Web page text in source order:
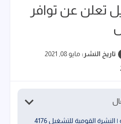
تعلن عن توافر
تاريخ النشر: مايو 08, 2021